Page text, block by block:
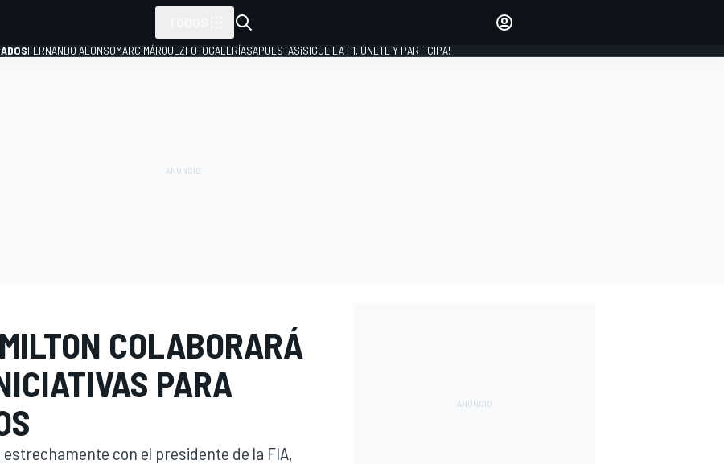
FERNANDO ALONSOMARC MÁRQUEZFOTOGALERÍASAPUESTAS¡SIGUE LA F1, ÚNETE Y PARTICIPA!
COLABORARÁ
PARA
con el presidente de la FIA,